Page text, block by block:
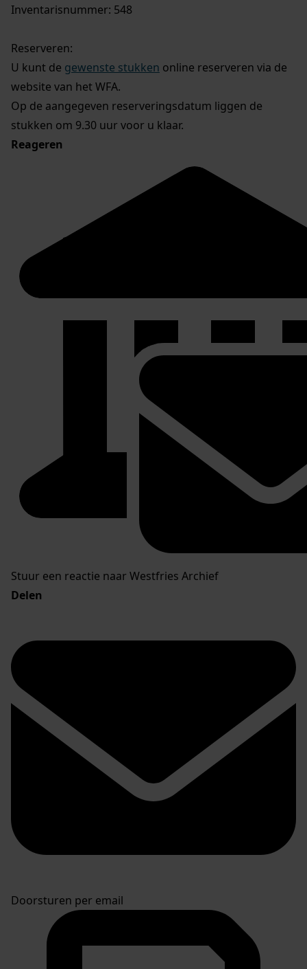
Inventarisnummer: 548
Reserveren:
U kunt de gewenste stukken online reserveren via de
website van het WFA.
Op de aangegeven reserveringsdatum liggen de
stukken om 9.30 uur voor u klaar.
Reageren
Stuur een reactie naar Westfries Archief
Delen
Doorsturen per email